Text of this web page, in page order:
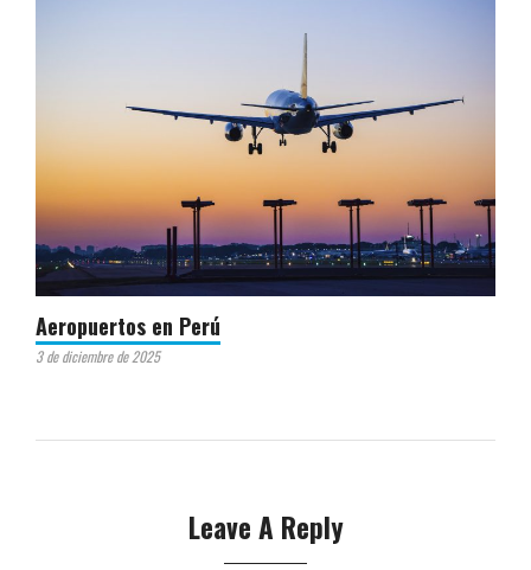
Aeropuertos en Perú
3 de diciembre de 2025
Leave A Reply